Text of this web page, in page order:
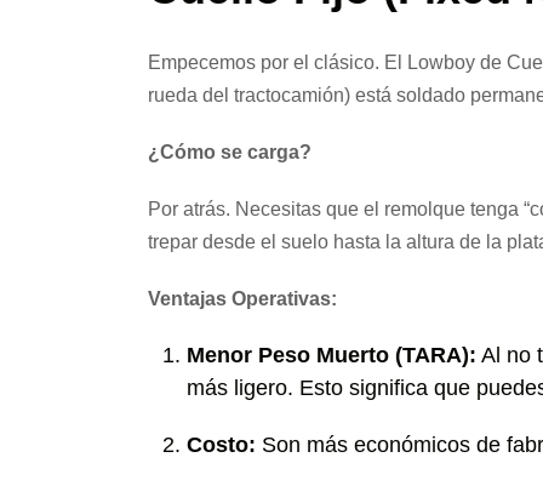
Empecemos por el clásico. El Lowboy de
rueda del tractocamión) está soldado
¿Cómo se carga?
Por atrás. Necesitas que el remolque tenga
trepar desde el suelo hasta la altura de la
Ventajas Operativas:
Menor Peso Muerto (TARA): Al no
más ligero. Esto significa que
Costo: Son más económicos de